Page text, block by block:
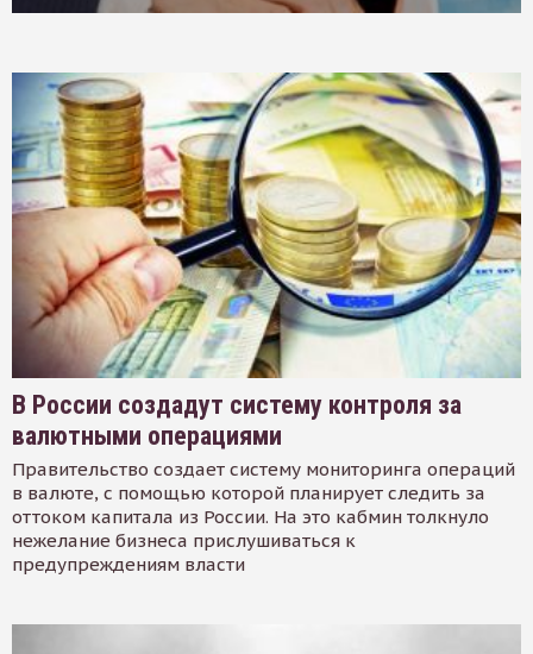
В России создадут систему контроля за
валютными операциями
Правительство создает систему мониторинга операций
в валюте, с помощью которой планирует следить за
оттоком капитала из России. На это кабмин толкнуло
нежелание бизнеса прислушиваться к
предупреждениям власти